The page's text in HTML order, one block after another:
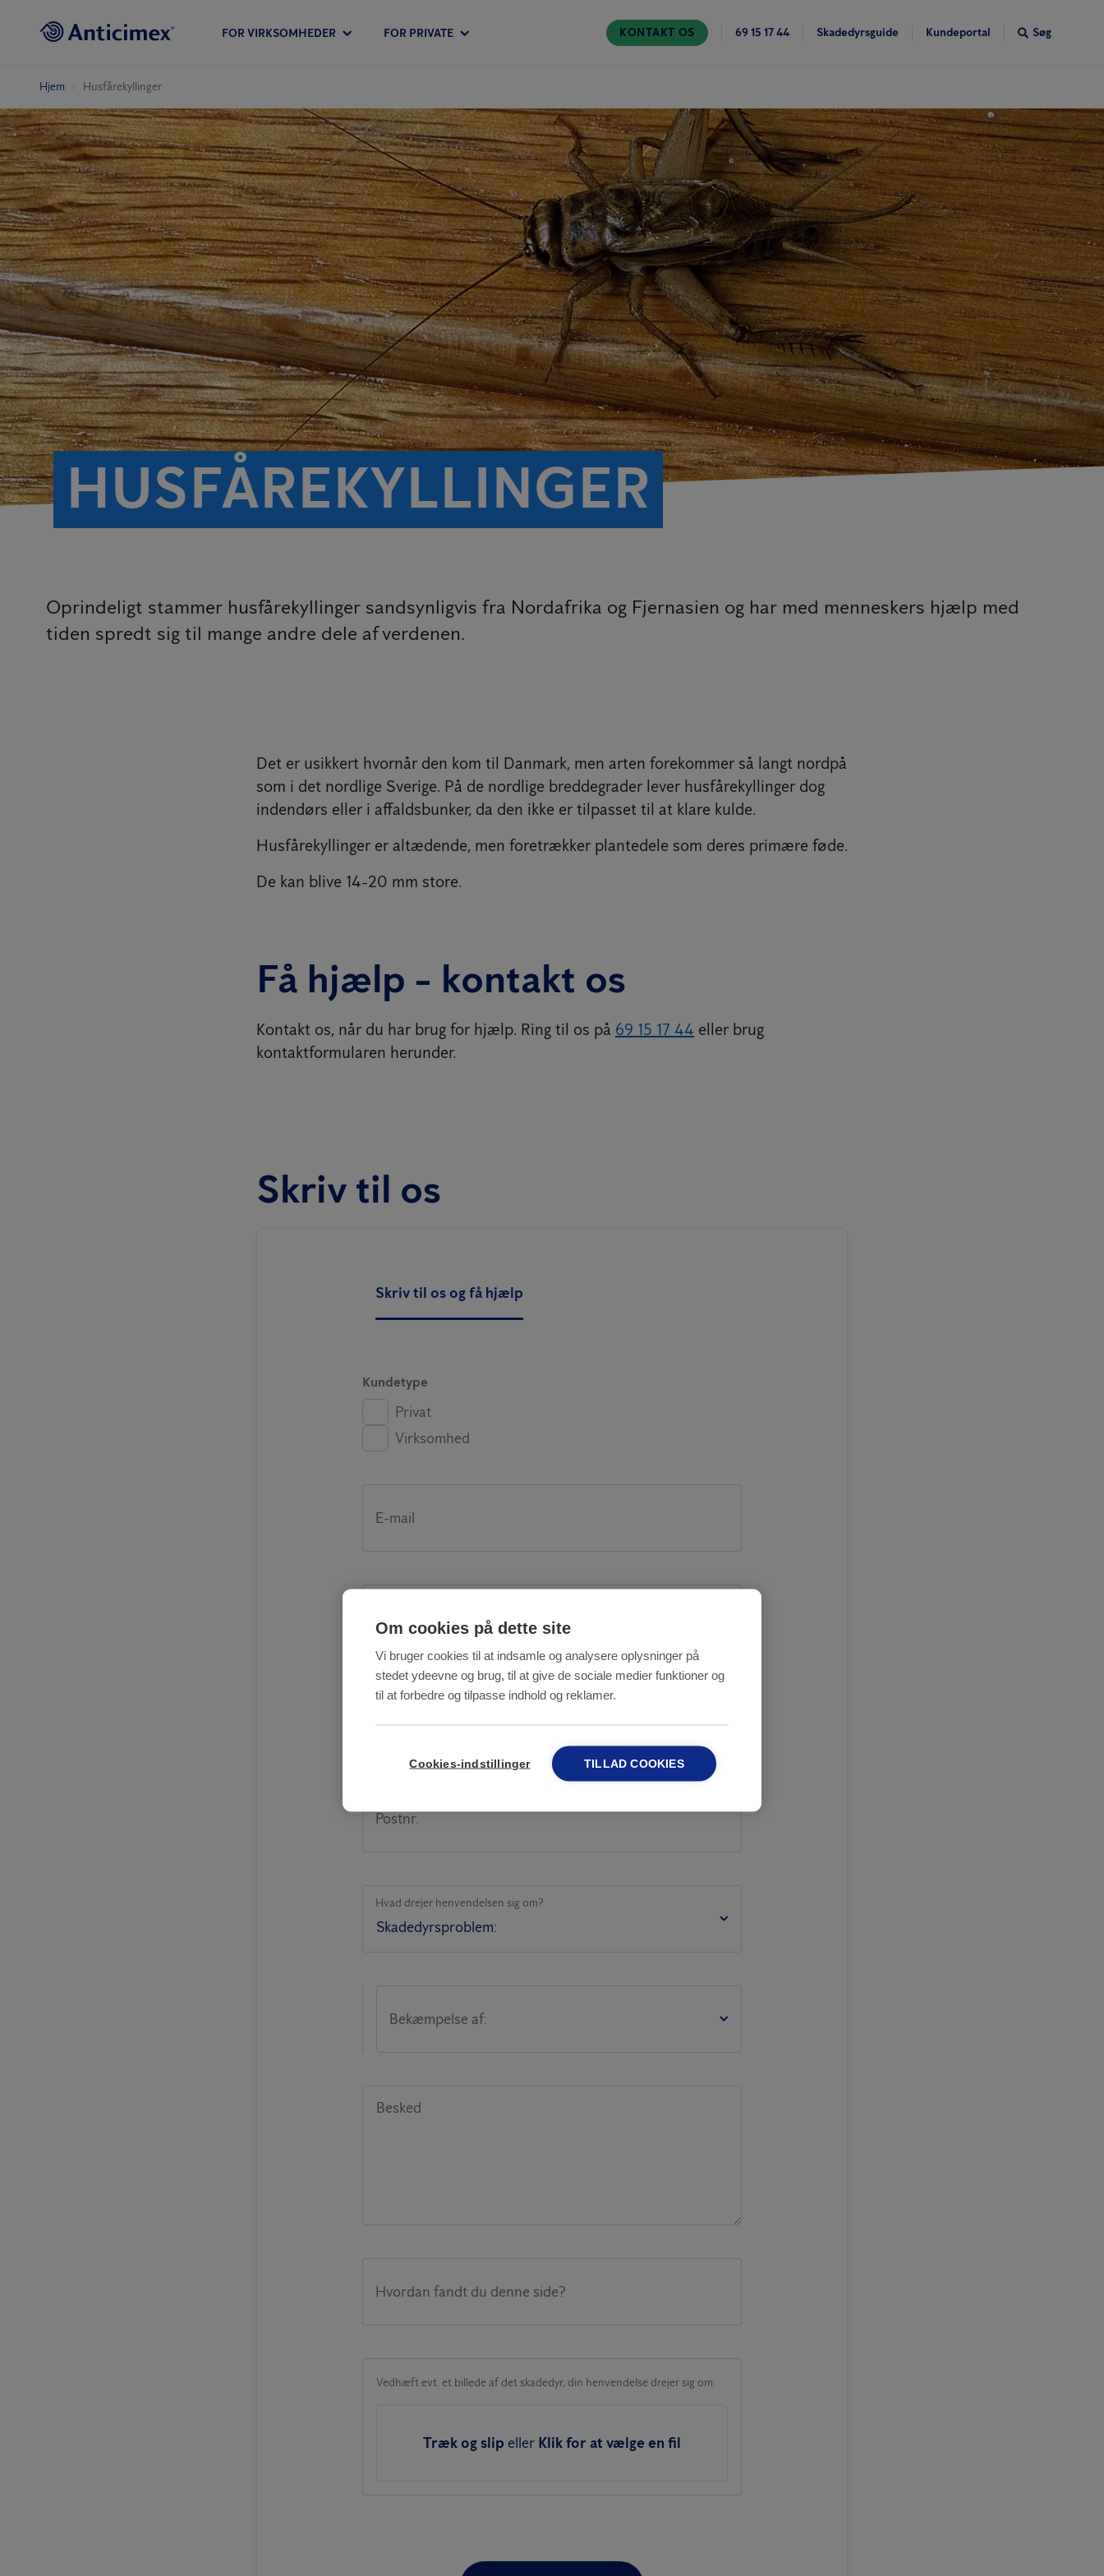
FOR VIRKSOMHEDER FOR PRIVATE KONTAKT OS 69 15 17 44 Skadedyrsguide Kundeportal Søg
Hjem Husfårekyllinger
HUSFÅREKYLLINGER
Oprindeligt stammer husfårekyllinger sandsynligvis fra Nordafrika og Fjernasien og har med menneskers hjælp med
tiden spredt sig til mange andre dele af verdenen.
Det er usikkert hvornår den kom til Danmark, men arten forekommer så langt nordpå
som i det nordlige Sverige. På de nordlige breddegrader lever husfårekyllinger dog
indendørs eller i affaldsbunker, da den ikke er tilpasset til at klare kulde.
Husfårekyllinger er altædende, men foretrækker plantedele som deres primære føde.
De kan blive 14-20 mm store.
Få hjælp - kontakt os
Kontakt os, når du har brug for hjælp. Ring til os på 69 15 17 44 eller brug
kontaktformularen herunder.
Skriv til os
Skriv til os og få hjælp
Kundetype
Privat
Virksomhed
E-mail
Telefonnr.
Postnr.
Hvad drejer henvendelsen sig om?
Bekæmpelse af:
Besked
Hvordan fandt du denne side?
Vedhæft evt. et billede af det skadedyr, din henvendelse drejer sig om.
Træk og slip eller Klik for at vælge en fil
Om cookies på dette site
Vi bruger cookies til at indsamle og analysere oplysninger på
stedet ydeevne og brug, til at give de sociale medier funktioner og
til at forbedre og tilpasse indhold og reklamer.
Cookies-indstillinger TILLAD COOKIES